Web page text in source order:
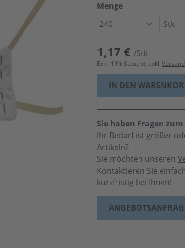
Menge
Stk
1,17 € /Stk
Exkl. 19% Steuern, exkl.
IN DEN
Sie haben Fragen
Ihr Bedarf ist größer
Artikeln?
Sie möchten unseren
Kontaktieren Sie
kurzfristig bei Ihnen!